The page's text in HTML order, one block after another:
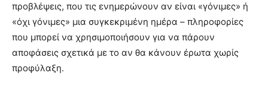
προβλέψεις, που τις ενημερώνουν αν είναι «γόνιμες» ή
«όχι γόνιμες» μια συγκεκριμένη ημέρα – πληροφορίες
που μπορεί να χρησιμοποιήσουν για να πάρουν
αποφάσεις σχετικά με το αν θα κάνουν έρωτα χωρίς
προφύλαξη.